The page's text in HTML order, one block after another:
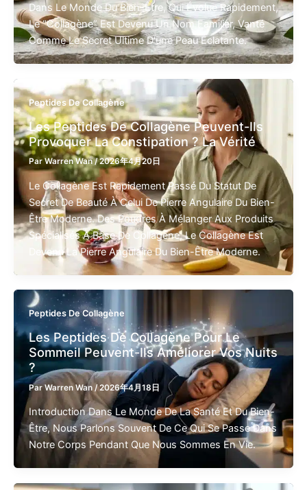
Dans Le Monde Du Bien-Être, Qui Évolue Rapidement,
Le “collagène” Est Devenu Un Nom Familier, Vanté
Comme Le Secret Ultime D'une Peau Éclatante.
Peptides De Collagène
Les Peptides De Collagène Peuvent-Ils
Provoquer La Constipation ? La Vérité
ParWarren Wan/2026年4月20日
Le Collagène Est Rapidement Passé Du Statut De
Secret De Beauté À Celui De Pierre Angulaire Du Bien-
Être Moderne. Des Poudres À Mélanger Aux Produits
Spécialisés À Base De Collagène, Le Collagène Est
Devenu La Pierre Angulaire Du Bien-Être Moderne.
Peptides De Collagène
Les Peptides De Collagène Pour Le
Sommeil Peuvent-Ils Améliorer Vos Nuits
?
ParWarren Wan /2026年4月18日
Introduction Dans Le Monde De La Santé Et Du Bien-
Être, Nous Parlons Souvent De Ce Qui Se Passe Dans
Notre Corps Pendant Que Nous Sommes En Vie.